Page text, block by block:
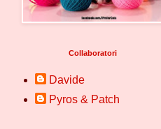
Collaboratori
Davide
Pyros & Patch